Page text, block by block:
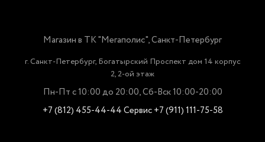
Магазин в ТК "Мегаполис", Санкт-Петербург
г. Санкт-Петербург, Богатырский Проспект дом 14 корпус
2, 2-ой этаж
Пн-Пт с 10:00 до 20:00, Сб-Вск 10:00-20:00
+7 (812) 455-44-44Сервис +7 (911) 111-75-58